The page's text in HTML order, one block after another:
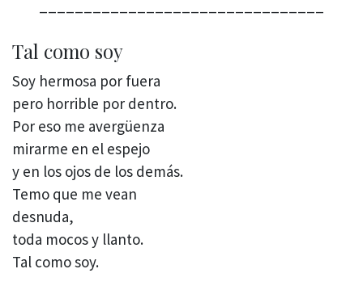
Tal como soy
Soy hermosa por fuera
pero horrible por dentro.
Por eso me avergüenza
mirarme en el espejo
y en los ojos de los demás.
Temo que me vean
desnuda,
toda mocos y llanto.
Tal como soy.